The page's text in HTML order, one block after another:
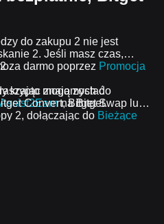
do zakupu 2 nie jest
2. Jeśli masz czas,
za darmo poprzez Promocja
znajomych do
na Bitget.
2, dołączając do Bieżące
krypto mogą zostać
Convert, Bitget Swap lub